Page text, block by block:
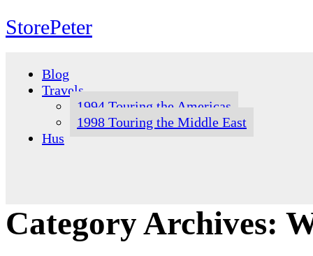
StorePeter
Blog
Travels
1994 Touring the Americas
1998 Touring the Middle East
Hus
Category Archives: